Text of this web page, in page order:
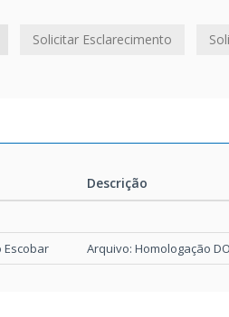
Solicitar Esclarecimento
Descrição
Escobar Arquivo: Homologação